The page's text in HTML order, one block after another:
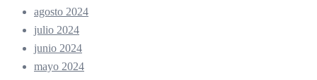
agosto 2024
julio 2024
junio 2024
mayo 2024